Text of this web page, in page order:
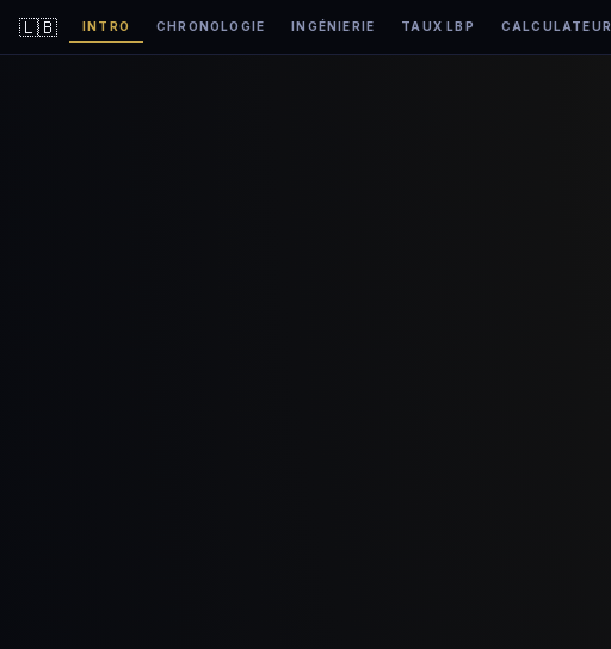
🇱🇧 INTRO CHRONOLOGIE INGÉNIERIE TAUX LBP CALCULATEUR